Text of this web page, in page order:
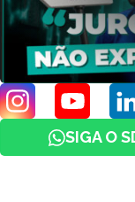
SIGA O